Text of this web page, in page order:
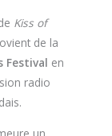
Kiss of
de la
Festival en
radio